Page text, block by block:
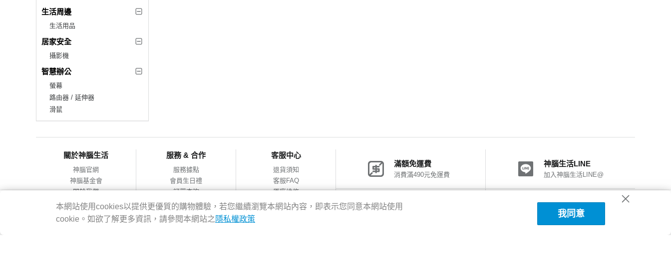
生活周邊
生活用品
居家安全
攝影機
智慧辦公
螢幕
路由器 / 延伸器
滑鼠
關於神腦生活
神腦官網
神腦基金會
關於我們
會員服務條款
隱私權政策
網站導覽
服務 & 合作
服務據點
會員生日禮
訂單查詢
合作提案
客服中心
退貨須知
客服FAQ
原廠維修
網購包裝減量
滿額免運費
消費滿490元免運費
神腦生活LINE
加入神腦生活LINE@
神腦會員福利 神腦國際粉絲團
加入FB粉絲團
本網站使用cookies以提供更優質的購物體驗，若您繼續瀏覽本網站內容，即表示您同意本網站使用
cookie。如欲了解更多資訊，請參閱本網站之 隱私權政策
我同意